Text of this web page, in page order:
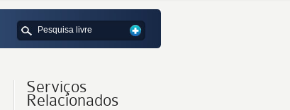
Serviços
Relacionados